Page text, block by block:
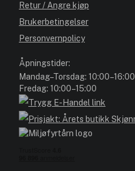
Retur / Angre kjøp
Brukerbetingelser
Personvernpolicy
Åpningstider:
Mandag–Torsdag: 10:00–16:00
Fredag: 10:00–15:00